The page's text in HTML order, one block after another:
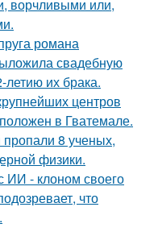
ворчливыми или,
романа
свадебную
их брака.
центров
в Гватемале.
8 ученых,
физики.
ИИ - клоном своего
что